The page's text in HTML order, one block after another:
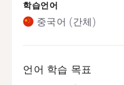
학습언어
중국어 (간체)
언어 학습 목표